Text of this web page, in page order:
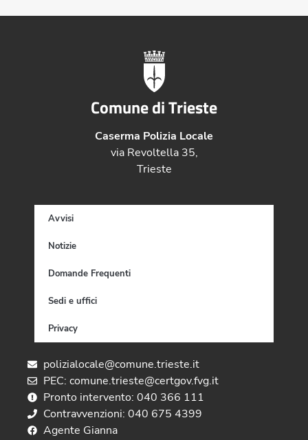
Comune di Trieste
Caserma Polizia Locale
via Revoltella 35,
Trieste
Avvisi
Notizie
Domande Frequenti
Sedi e uffici
Privacy
polizialocale@comune.trieste.it
PEC: comune.trieste@certgov.fvg.it
Pronto intervento: 040 366 111
Contravvenzioni: 040 675 4399
Agente Gianna